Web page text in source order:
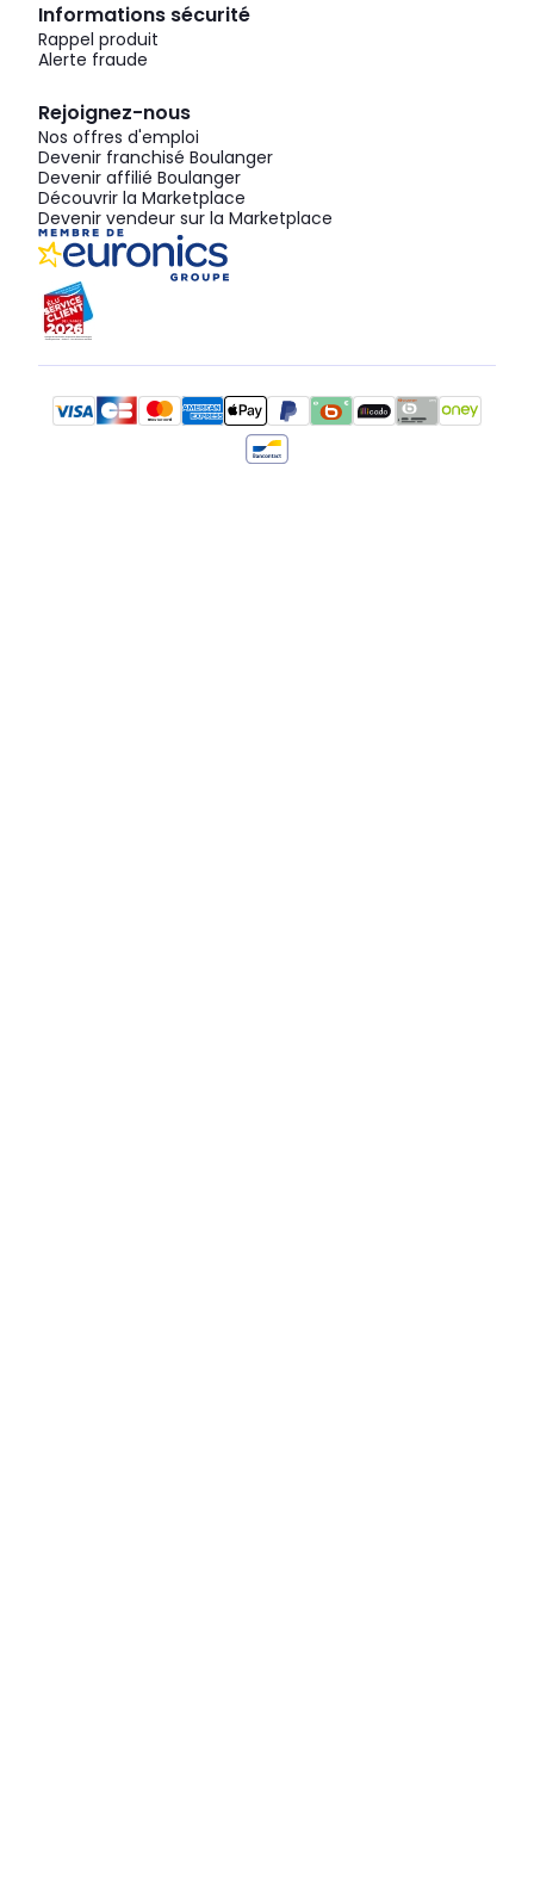
Informations sécurité
Rappel produit
Alerte fraude
Rejoignez-nous
Nos offres d'emploi
Devenir franchisé Boulanger
Devenir affilié Boulanger
Découvrir la Marketplace
Devenir vendeur sur la Marketplace